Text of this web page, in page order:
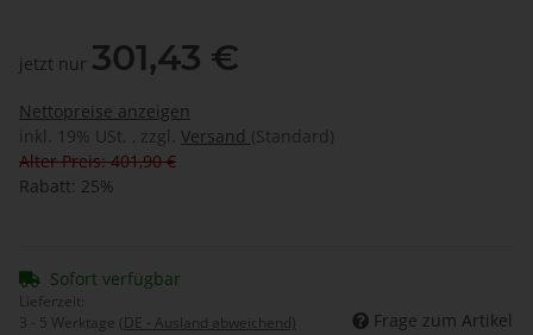
jetzt nur 301,43 €
Nettopreise anzeigen
inkl. 19% USt. , zzgl. Versand (Standard)
Alter Preis: 401,90 €
Rabatt: 25%
Sofort verfügbar
Lieferzeit:
3 - 5 Werktage (DE - Ausland abweichend) Frage zum Artikel